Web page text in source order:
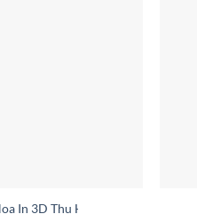
In 3D Thu Hút AD 46463